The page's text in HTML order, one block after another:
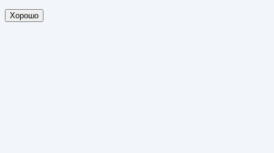
Хорошо